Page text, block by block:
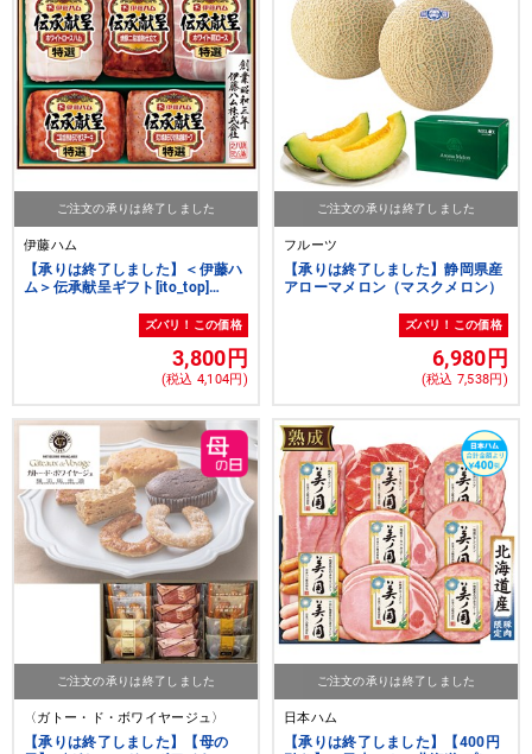
ご注文の承りは終了しました
伊藤ハム
【承りは終了しました】＜伊藤ハ
ム＞伝承献呈ギフト[ito_top]
ズバリ！この価格
3,800円
(税込 4,104円)
ご注文の承りは終了しました
フルーツ
【承りは終了しました】静岡県産
アローマメロン（マスクメロン）
ズバリ！この価格
6,980円
(税込 7,538円)
ご注文の承りは終了しました
〈ガトー・ド・ボワイヤージュ〉
【承りは終了しました】【母の
ご注文の承りは終了しました
日本ハム
【承りは終了しました】【400円